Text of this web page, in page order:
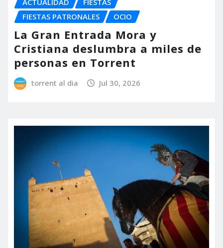
FIESTAS PATRONALES
OCIO
La Gran Entrada Mora y
Cristiana deslumbra a miles de
personas en Torrent
torrent al dia Jul 30, 2026